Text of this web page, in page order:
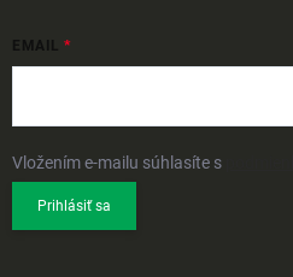
EMAIL
Vložením e-mailu súhlasíte s
Prihlásiť sa